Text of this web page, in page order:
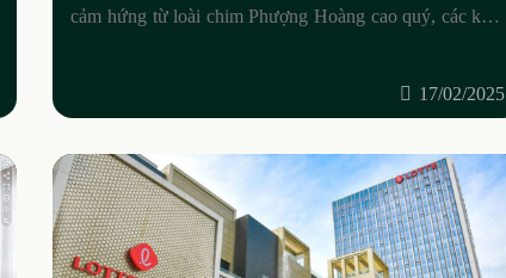
cảm hứng từ loài chim Phượng Hoàng cao quý, các kiến
17/02/2025